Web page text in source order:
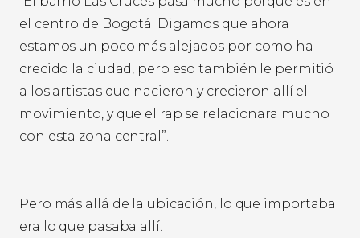
el centro de Bogotá. Digamos que ahora
estamos un poco más alejados por como ha
crecido la ciudad, pero eso también le permitió
a los artistas que nacieron y crecieron allí el
movimiento, y que el rap se relacionara mucho
con esta zona central”.
Pero más allá de la ubicación, lo que importaba
era lo que pasaba allí.